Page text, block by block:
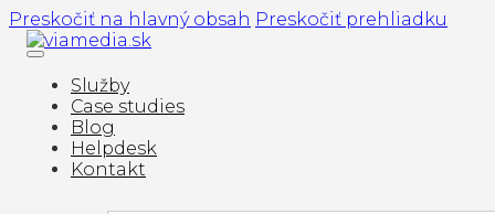
Preskočiť na hlavný obsah Preskočiť prehliadku
Služby
Case studies
Blog
Helpdesk
Kontakt